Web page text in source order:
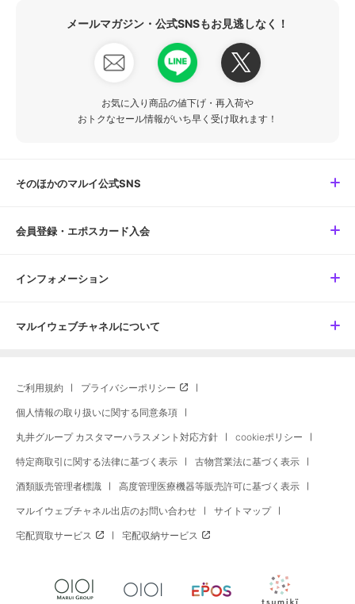
メールマガジン・公式SNSもお見逃しなく！
お気に入り商品の値下げ・再入荷や
おトクなセール情報がいち早く受け取れます！
そのほかのマルイ公式SNS
会員登録・エポスカード入会
インフォメーション
マルイウェブチャネルについて
ご利用規約 プライバシーポリシー
個人情報の取り扱いに関する同意条項
丸井グループ カスタマーハラスメント対応方針 cookieポリシー
特定商取引に関する法律に基づく表示 古物営業法に基づく表示
酒類販売管理者標識 高度管理医療機器等販売許可に基づく表示
マルイウェブチャネル出店のお問い合わせ サイトマップ
宅配買取サービス 宅配収納サービス